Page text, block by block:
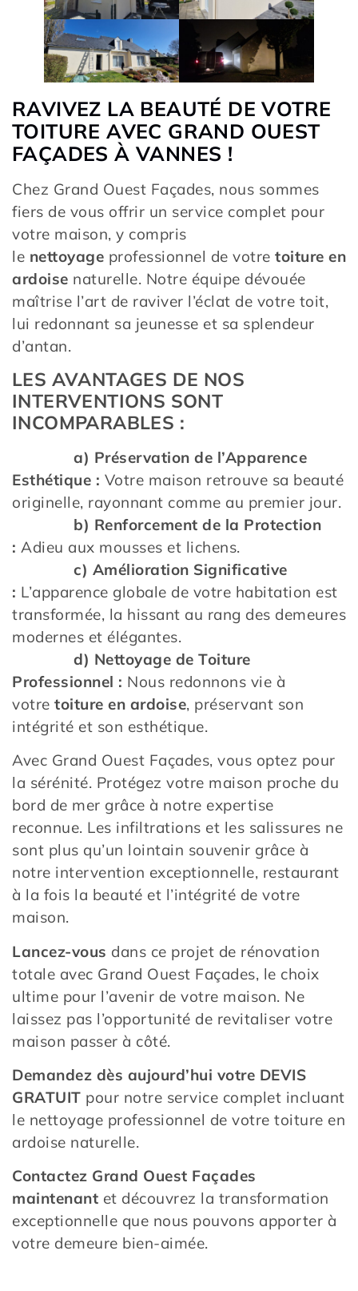
RAVIVEZ LA BEAUTÉ DE VOTRE
TOITURE AVEC GRAND OUEST
FAÇADES À VANNES !
Chez Grand Ouest Façades, nous sommes
fiers de vous offrir un service complet pour
votre maison, y compris
le nettoyage professionnel de votre toiture en
ardoise naturelle. Notre équipe dévouée
maîtrise l’art de raviver l’éclat de votre toit,
lui redonnant sa jeunesse et sa splendeur
d’antan.
LES AVANTAGES DE NOS
INTERVENTIONS SONT
INCOMPARABLES :
a) Préservation de l’Apparence
Esthétique : Votre maison retrouve sa beauté
originelle, rayonnant comme au premier jour.
b) Renforcement de la Protection
: Adieu aux mousses et lichens.
c) Amélioration Significative
: L’apparence globale de votre habitation est
transformée, la hissant au rang des demeures
modernes et élégantes.
d) Nettoyage de Toiture
Professionnel : Nous redonnons vie à
votre toiture en ardoise, préservant son
intégrité et son esthétique.
Avec Grand Ouest Façades, vous optez pour
la sérénité. Protégez votre maison proche du
bord de mer grâce à notre expertise
reconnue. Les infiltrations et les salissures ne
sont plus qu’un lointain souvenir grâce à
notre intervention exceptionnelle, restaurant
à la fois la beauté et l’intégrité de votre
maison.
Lancez-vous dans ce projet de rénovation
totale avec Grand Ouest Façades, le choix
ultime pour l’avenir de votre maison. Ne
laissez pas l’opportunité de revitaliser votre
maison passer à côté.
Demandez dès aujourd’hui votre DEVIS
GRATUIT pour notre service complet incluant
le nettoyage professionnel de votre toiture en
ardoise naturelle.
Contactez Grand Ouest Façades
maintenant et découvrez la transformation
exceptionnelle que nous pouvons apporter à
votre demeure bien-aimée.